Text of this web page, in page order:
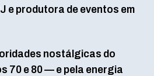
e produtora de eventos em
nostálgicas do
70 e 80 — e pela energia